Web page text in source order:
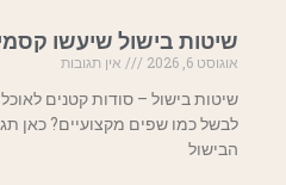
שיטות בישול שיעשו
אוגוסט 6, 2026
אין תגובות
שיטות בישול – סודות קטנים
לבשל כמו שפים מקצועיים? כאן
הבישול